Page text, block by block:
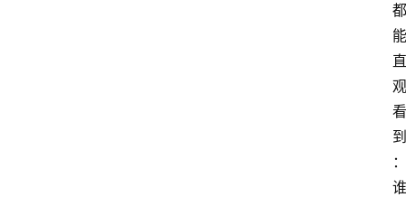
都
能
直
观
看
到
：
谁